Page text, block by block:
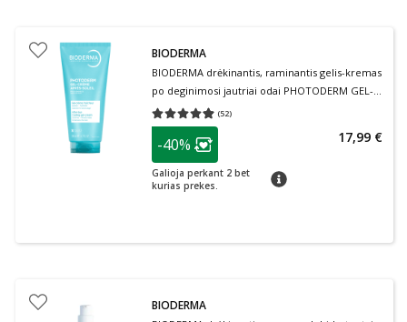
BIODERMA
BIODERMA drėkinantis, raminantis gelis-kremas
po deginimosi jautriai odai PHOTODERM GEL-
CREME, 200 ml
(52)
Vidutinis įvertinimas 4.90
patarimas
Lojalumo klubo narių nuolaida
-40%
Galioja perkant 2 bet
kurias prekes.
patarimas
17,99 €
BIODERMA